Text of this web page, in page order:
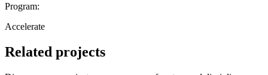
Program:
Accelerate
Related projects